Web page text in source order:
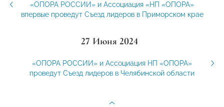
«ОПОРА РОССИИ» и Ассоциация «НП «ОПОРА»
впервые проведут Съезд лидеров в Приморском крае
27 Июня 2024
«ОПОРА РОССИИ» и Ассоциация НП «ОПОРА»
проведут Съезд лидеров в Челябинской области